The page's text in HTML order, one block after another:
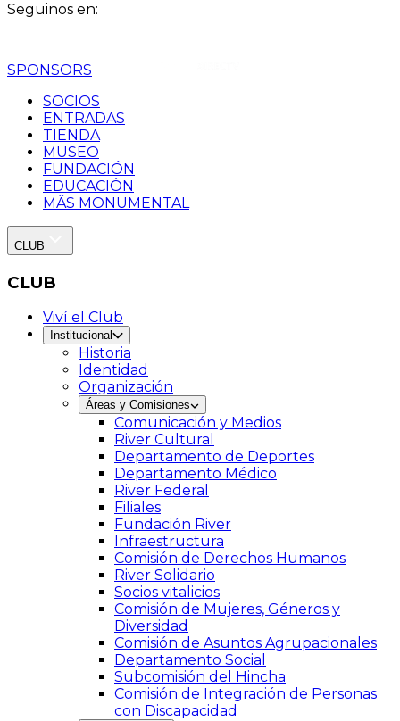
Seguinos en:
SPONSORS
SOCIOS
ENTRADAS
TIENDA
MUSEO
FUNDACIÓN
EDUCACIÓN
MÂS MONUMENTAL
CLUB
CLUB
Viví el Club
Institucional
Historia
Identidad
Organización
Áreas y Comisiones
Comunicación y Medios
River Cultural
Departamento de Deportes
Departamento Médico
River Federal
Filiales
Fundación River
Infraestructura
Comisión de Derechos Humanos
River Solidario
Socios vitalicios
Comisión de Mujeres, Géneros y
Diversidad
Comisión de Asuntos Agrupacionales
Departamento Social
Subcomisión del Hincha
Comisión de Integración de Personas
con Discapacidad